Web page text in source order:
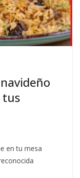
tus
en tu mesa